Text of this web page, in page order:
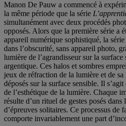
Manon De Pauw a commencé à
la même période que la série
simultanément avec deux procédés
opposés. Alors que la première série a
appareil numérique sophistiqué, la série
dans l’obscurité, sans appareil photo,
lumière de l’agrandisseur sur la
argentique. Ces halos et sombres
jeux de réfraction de la lumière et de
déposés sur la surface sensible. Il
de l’esthétique de la lumière. Chaque
résulte d’un rituel de gestes posés
d’épreuves solitaires. Ce processus de
comporte invariablement une part